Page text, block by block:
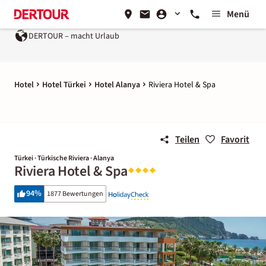
Menü
DERTOUR – macht Urlaub
Hotel Hotel Türkei Hotel Alanya Riviera Hotel & Spa
Teilen Favorit
Türkei · Türkische Riviera · Alanya
Riviera Hotel & Spa
94% 1877 Bewertungen